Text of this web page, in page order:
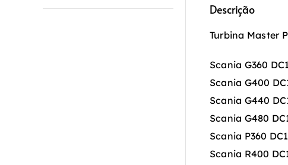
Descrição
Turbina Master
Scania G360
Scania G400
Scania G440
Scania G480
Scania P360
Scania R400